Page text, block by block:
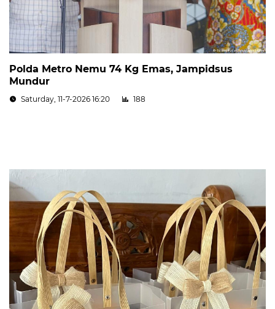
Polda Metro Nemu 74 Kg Emas, Jampidsus
Mundur
Saturday, 11-7-2026 16:20 188